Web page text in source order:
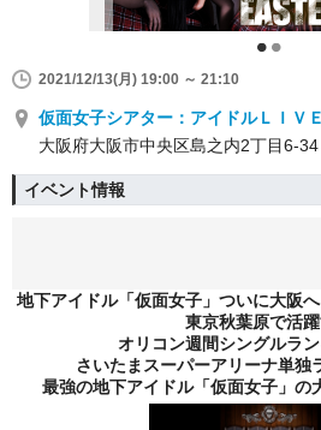
2021/12/13(月) 19:00 ～ 21:10
仮面女子シアター：アイドルＬＩＶＥ
大阪府大阪市中央区島之内2丁目6-
イベント情報
地下アイドル「仮面女子」ついに大阪
東京秋葉原で活
オリコン週間シングルラン
さいたまスーパーアリーナ単独
最強の地下アイドル「仮面女子」の